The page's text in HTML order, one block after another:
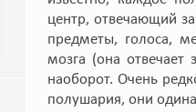
центр, отвечающий
предметы, голоса,
мозга (она отвечает
наоборот. Очень
полушария, они